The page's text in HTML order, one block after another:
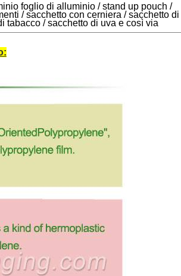
foglio di alluminio / stand up pouch /
/ sacchetto con cerniera / sacchetto di
tabacco / sacchetto di uva e così via